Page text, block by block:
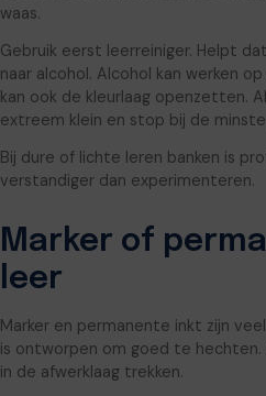
waas.
Gebruik eerst leerreiniger. Helpt
naar alcohol. Alcohol kan werken
kan ook de kleurlaag openzetten.
extreem klein en stop bij de
Bij dure of lichte leren banken is
verstandiger dan experimenteren.
Marker of
leer
Marker en permanente inkt zijn
is ontworpen om goed te
in de afwerklaag trekken.